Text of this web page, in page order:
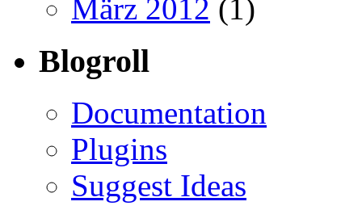
März 2012 (1)
Blogroll
Documentation
Plugins
Suggest Ideas